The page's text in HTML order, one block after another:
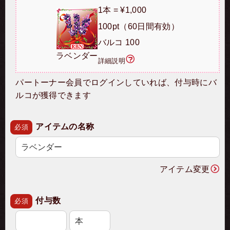
ラベンダー
1本 = ¥1,000
100pt（60日間有効）
バルコ 100
詳細説明
パートーナー会員でログインしていれば、付与時にバ
ルコが獲得できます
必須 アイテムの名称
アイテム変更
必須 付与数